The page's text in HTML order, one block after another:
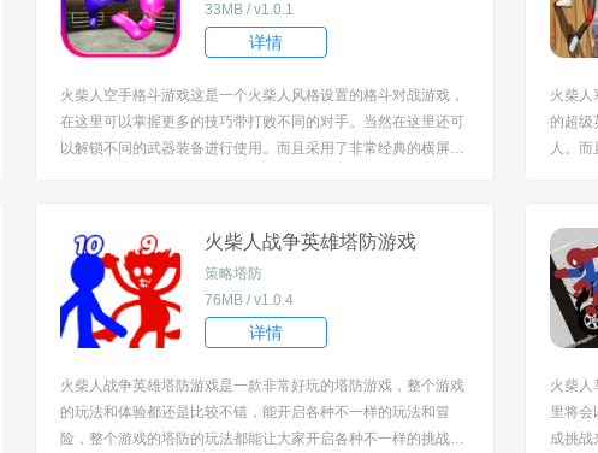
33MB / v1.0.1
详情
火柴人空手格斗游戏这是一个火柴人风格设置的格斗对战游戏，
在这里可以掌握更多的技巧带打败不同的对手。当然在这里还可
以解锁不同的武器装备进行使用。而且采用了非常经典的横屏操
火柴人
的超级
人。
火柴人战争英雄塔防游戏
策略塔防
76MB / v1.0.4
详情
火柴人战争英雄塔防游戏是一款非常好玩的塔防游戏，整个游戏
的玩法和体验都还是比较不错，能开启各种不一样的玩法和冒
险，整个游戏的塔防的玩法都能让大家开启各种不一样的挑战，
火柴人
里将会
成挑战